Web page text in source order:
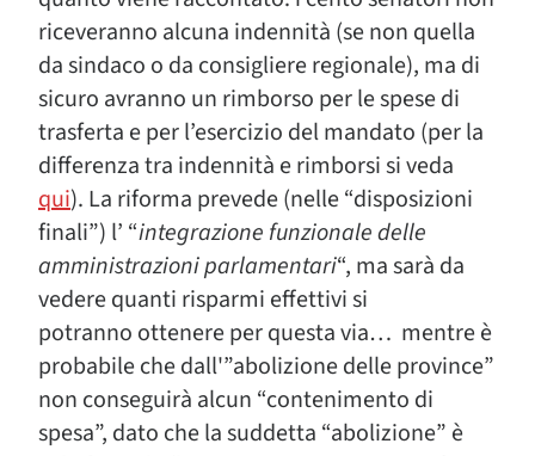
riceveranno alcuna indennità (se non quella
da sindaco o da consigliere regionale), ma di
sicuro avranno un rimborso per le spese di
trasferta e per l’esercizio del mandato (per la
differenza tra indennità e rimborsi si veda
qui). La riforma prevede (nelle “disposizioni
finali”) l’ “integrazione funzionale delle
amministrazioni parlamentari“, ma sarà da
vedere quanti risparmi effettivi si
potranno ottenere per questa via… mentre è
probabile che dall'”abolizione delle province”
non conseguirà alcun “contenimento di
spesa”, dato che la suddetta “abolizione” è